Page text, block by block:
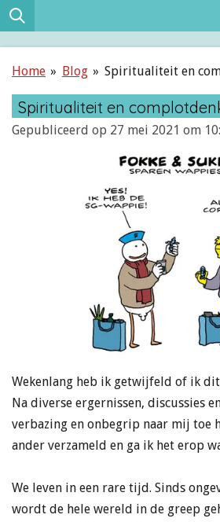
Ga
de
hoofdinhoud
Home » Blog » Spiritualiteit en
Spiritualiteit en
Gepubliceerd op 27 mei 2021 om
Wekenlang heb ik getwijfeld of ik
Na diverse ergernissen, discussies
verbazing en onbegrip naar mij toe
ander verzameld en ga ik het erop
We leven in een rare tijd. Sinds
wordt de hele wereld in de greep